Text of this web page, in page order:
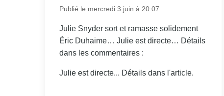
Publié le mercredi 3 juin à 20:07
Julie Snyder sort et ramasse solidement
Éric Duhaime… Julie est directe… Détails
dans les commentaires :
Julie est directe... Détails dans l'article.